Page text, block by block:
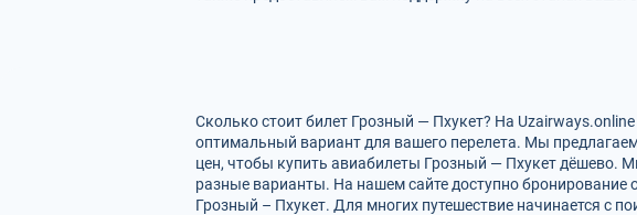
Сколько стоит билет Грозный — Пхукет? На
оптимальный вариант для вашего перелета. Мы
цен, чтобы купить авиабилеты Грозный — Пхукет дёшево.
разные варианты. На нашем сайте доступно
Грозный – Пхукет. Для многих путешествие начинается с